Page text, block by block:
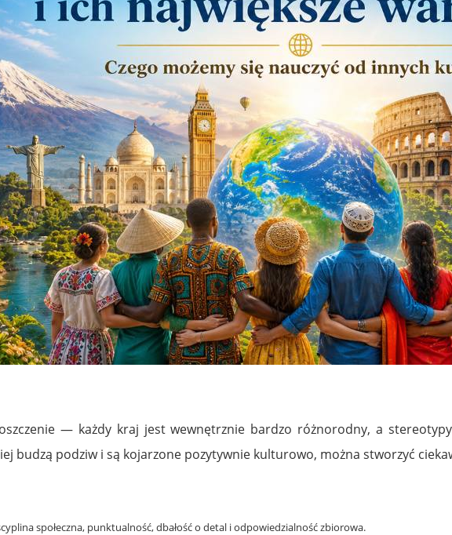
— każdy kraj jest wewnętrznie bardzo różnorodny, a
budzą podziw i są kojarzone pozytywnie kulturowo, można stworzyć
społeczna, punktualność, dbałość o detal i odpowiedzialność zbiorowa.